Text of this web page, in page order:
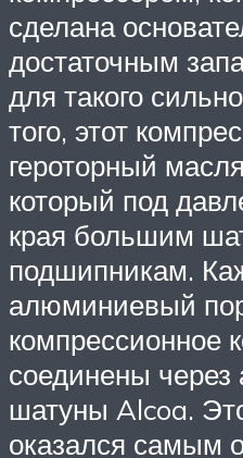
сделана
достаточным
для такого
того, этот
героторный
который под
края большим
подшипникам.
алюминиевый
компрессионное
соединены
шатуны Alcoa.
оказался самым